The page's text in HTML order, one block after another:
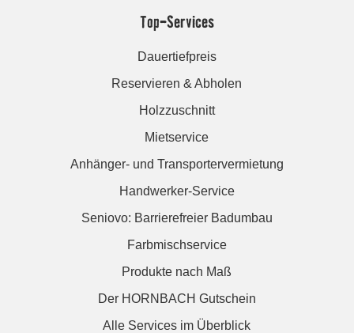
Top-Services
Dauertiefpreis
Reservieren & Abholen
Holzzuschnitt
Mietservice
Anhänger- und Transportervermietung
Handwerker-Service
Seniovo: Barrierefreier Badumbau
Farbmischservice
Produkte nach Maß
Der HORNBACH Gutschein
Alle Services im Überblick